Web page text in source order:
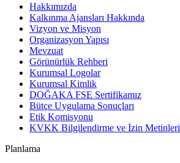
Hakkımızda
Kalkınma Ajansları Hakkında
Vizyon ve Misyon
Organizasyon Yapısı
Mevzuat
Görünürlük Rehberi
Kurumsal Logolar
Kurumsal Kimlik
DOĞAKA FSE Sertifikamız
Bütçe Uygulama Sonuçları
Etik Komisyonu
KVKK Bilgilendirme ve İzin Metinleri
Planlama